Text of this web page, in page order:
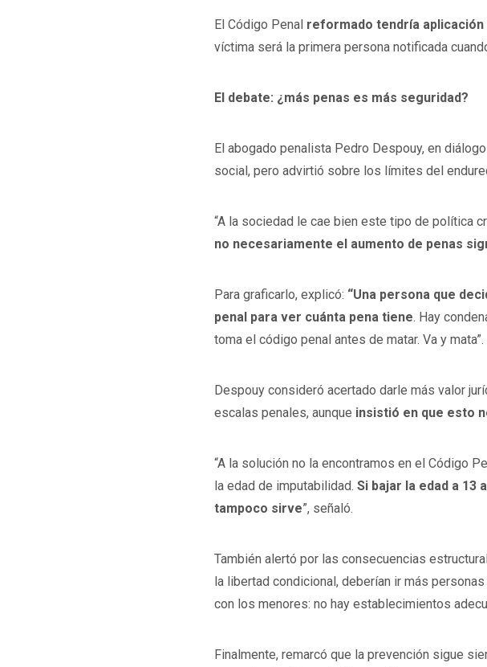
El Código Penal reformado tendría
víctima será la primera persona notificada
El debate: ¿más penas es más seguridad?
El abogado penalista Pedro Despouy, en
social, pero advirtió sobre los límites del
“A la sociedad le cae bien este tipo de política
no necesariamente el aumento de penas
Para graficarlo, explicó: “Una persona que
penal para ver cuánta pena tiene. Hay
toma el código penal antes de matar. Va y mata”.
Despouy consideró acertado darle más valor
escalas penales, aunque insistió en que esto
“A la solución no la encontramos en el Código
la edad de imputabilidad. Si bajar la edad a 13
tampoco sirve”, señaló.
También alertó por las consecuencias
la libertad condicional, deberían ir más
con los menores: no hay establecimientos
Finalmente, remarcó que la prevención sigue